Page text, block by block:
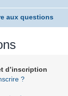
aux questions
d’inscription
?